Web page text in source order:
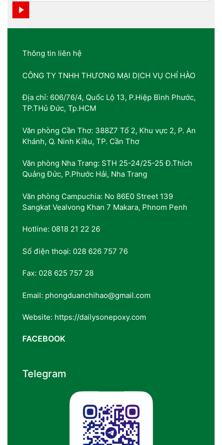
Thông tin liên hệ
CÔNG TY TNHH THƯƠNG MẠI DỊCH VỤ CHÍ HÀO
Địa chỉ: 606/76/4, Quốc Lộ 13, P.Hiệp Bình Phước,
TP.THủ Đức, Tp.HCM
Văn phòng Cần Thơ: 388Z7 Tổ 2, Khu vực 2, P. An
Khánh, Q. Ninh Kiều, TP. Cần Thơ
Văn phòng Nha Trang: STH 25-24/25-25 Đ.Thích
Quảng Đức, P.Phước Hải, Nha Trang
Văn phòng Campuchia: No 86E0 Street 139
Sangkat Vealvong Khan 7 Makara, Phnom Penh
Hotline: 0818 21 22 26
Số điện thoại: 028 626 757 76
Fax: 028 625 757 28
Email: phongduanchihao@gmail.com
Website: https://dailysonepoxy.com
FACEBOOK
Telegram